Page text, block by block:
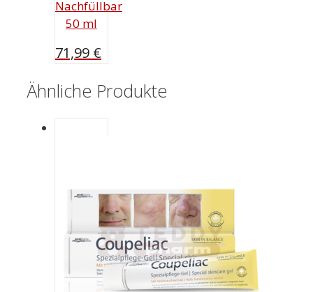
Nachfüllbar
50 ml
71,99 €
Ähnliche Produkte